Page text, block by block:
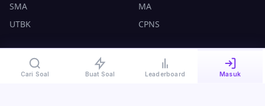
SMA
MA
UTBK
CPNS
KONTAK
Cari Soal Buat Soal Leaderboard Masuk